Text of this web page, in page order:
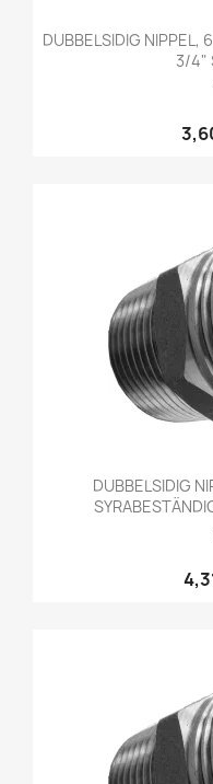
DUBBELSIDIG NIPPEL,
3/4"
DUBBELSIDIG